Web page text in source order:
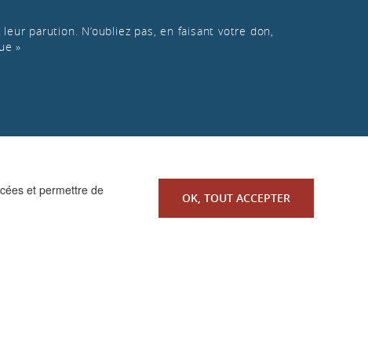
et permettre de
OK, TOUT ACCEPTER
parution. N’oubliez pas, en faisant votre don,
»